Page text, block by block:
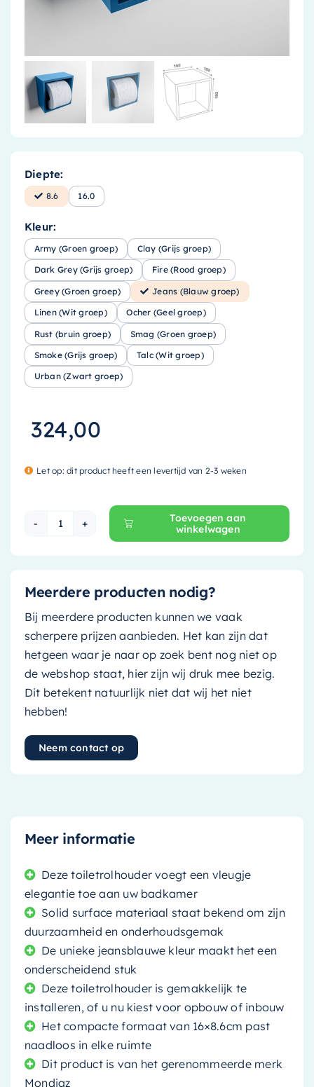
Diepte:
8.6 16.0
Kleur:
Army (Groen groep) Clay (Grijs groep)
Dark Grey (Grijs groep) Fire (Rood groep)
Greey (Groen groep) Jeans (Blauw groep)
Linen (Wit groep) Ocher (Geel groep)
Rust (bruin groep) Smag (Groen groep)
Smoke (Grijs groep) Talc (Wit groep)
Urban (Zwart groep)
324,00
Let op: dit product heeft een levertijd van 2-3 weken
Mondiaz Easy Toiletrolhouder CUBE - solid
Toevoegen aan
winkelwagen
Meerdere producten nodig?
Bij meerdere producten kunnen we vaak
scherpere prijzen aanbieden. Het kan zijn dat
hetgeen waar je naar op zoek bent nog niet op
de webshop staat, hier zijn wij druk mee bezig.
Dit betekent natuurlijk niet dat wij het niet
hebben!
Neem contact op
Meer informatie
Deze toiletrolhouder voegt een vleugje
elegantie toe aan uw badkamer
Solid surface materiaal staat bekend om zijn
duurzaamheid en onderhoudsgemak
De unieke jeansblauwe kleur maakt het een
onderscheidend stuk
Deze toiletrolhouder is gemakkelijk te
installeren, of u nu kiest voor opbouw of inbouw
Het compacte formaat van 16×8.6cm past
naadloos in elke ruimte
Dit product is van het gerenommeerde merk
Mondiaz